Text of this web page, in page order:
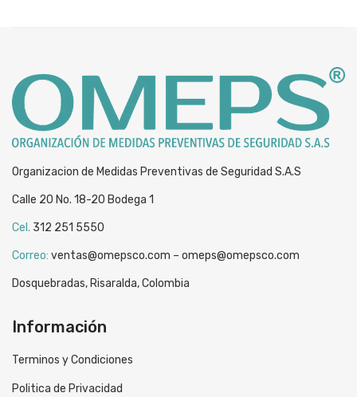
Organizacion de Medidas Preventivas de Seguridad S.A.S
Calle 20 No. 18-20 Bodega 1
Cel. 312 251 5550
Correo: ventas@omepsco.com – omeps@omepsco.com
Dosquebradas, Risaralda, Colombia
Información
Terminos y Condiciones
Politica de Privacidad